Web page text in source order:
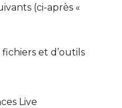
(ci-après «
fichiers et d’outils
Live